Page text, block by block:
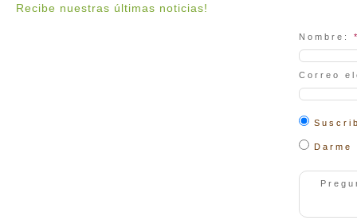
Recibe nuestras últimas noticias!
Nombre:
Correo
Darme